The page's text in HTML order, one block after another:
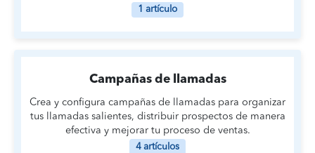
1 artículo
Campañas de llamadas
Crea y configura campañas de llamadas para organizar
tus llamadas salientes, distribuir prospectos de manera
efectiva y mejorar tu proceso de ventas.
4 artículos